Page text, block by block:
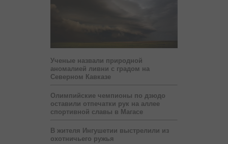
Ученые назвали природной
аномалией ливни с градом на
Северном Кавказе
Олимпийские чемпионы по дзюдо
оставили отпечатки рук на аллее
спортивной славы в Магасе
В жителя Ингушетии выстрелили из
охотничьего ружья